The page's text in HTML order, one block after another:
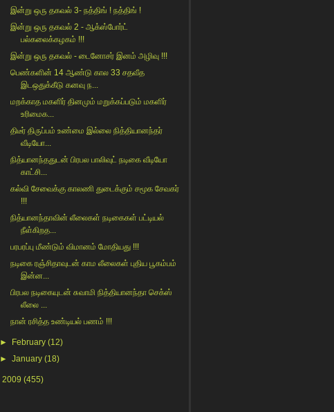
இன்று ஒரு தகவல் 3- நத்திங் ! நத்திங் !
இன்று ஒரு தகவல் 2 - ஆக்ஸ்போர்ட்
பல்கலைக்கழகம் !!!
இன்று ஒரு தகவல் - டைனோசர் இனம் அழிவு !!!
பெண்களின் 14 ஆண்டு கால 33 சதவீத
இடஒதுக்கீடு கனவு ந...
மறக்காத மகளிர் தினமும் மறுக்கப்படும் மகளிர்
உரிமைக...
திடீர் திருப்பம் உண்மை இல்லை நித்தியானந்தர்
வீடியோ...
நித்யானந்ததுடன் பிரபல பாலிவுட் நடிகை வீடியோ
காட்சி...
கல்வி சேவைக்கு காலணி துடைக்கும் சமூக சேவகர்
!!!
நித்யானந்தாவின் லீலைகள் நடிகைகள் பட்டியல்
நீள்கிறத...
பரபரப்பு மீண்டும் விமானம் மோதியது !!!
நடிகை ரஞ்சிதாவுடன் காம லீலைகள் புதிய பூகம்பம்
இன்ன...
பிரபல நடிகையுடன் சுவாமி நித்தியானந்தா செக்ஸ்
லீலை ...
நான் ரசித்த உண்டியல் பணம் !!!
► February (12)
►January (18)
2009 (455)